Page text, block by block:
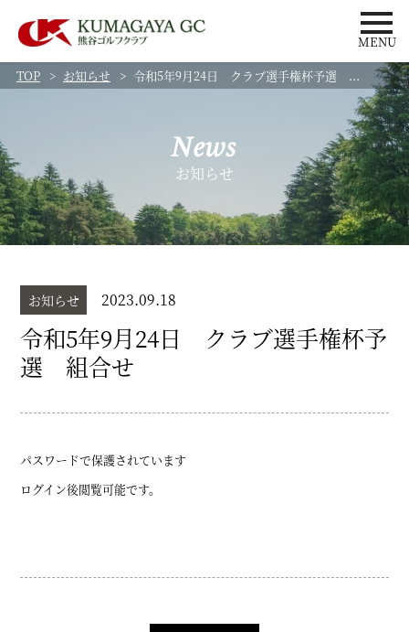
MENU
TOP
お知らせ 令和5年9月24日 クラブ選手権杯予選 ...
News
お知らせ
お知らせ 2023.09.18
令和5年9月24日 クラブ選手権杯予
選 組合せ
パスワードで保護されています
ログイン後閲覧可能です。